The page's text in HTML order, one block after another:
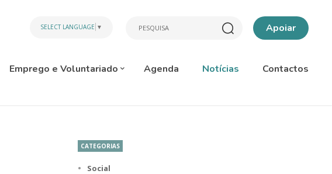
SELECT LANGUAGE ▼ Apoiar
Emprego e Voluntariado Agenda Notícias Contactos
CATEGORIAS
Social